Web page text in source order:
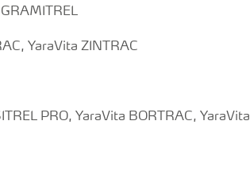
YaraVita ZINTRAC
PRO, YaraVita BORTRAC, YaraVita